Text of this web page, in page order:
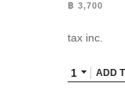
฿ 3,700
tax inc.
1 ADD